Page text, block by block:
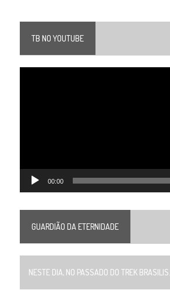
TB NO YOUTUBE
00:00
GUARDIÃO DA ETERNIDADE
NESTE DIA, NO PASSADO DO TREK BRASILIS...